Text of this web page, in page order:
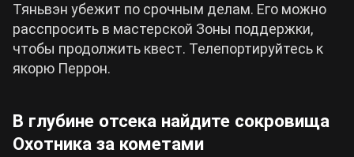
Тяньвэн убежит по срочным делам. Его можно
расспросить в мастерской Зоны поддержки,
чтобы продолжить квест. Телепортируйтесь к
якорю Перрон.
В глубине отсека найдите сокровища
Охотника за кометами